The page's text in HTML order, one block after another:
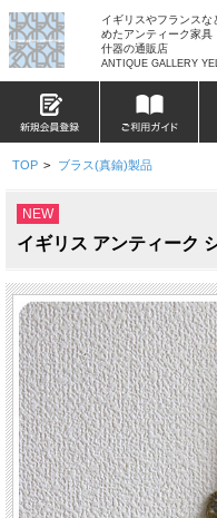
イギリスやフランス
めたアンティーク家具
什器の通販店
ANTIQUE GALLERY
TOP > ブラス(真鍮)製品
NEW
イギリス アンティーク